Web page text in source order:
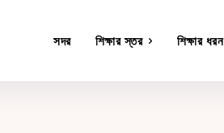
সদর শিক্ষার স্তর শিক্ষার ধরন